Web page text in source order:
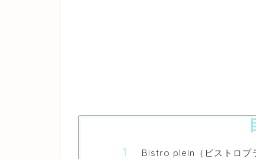
Bistro plein（ビストロプ